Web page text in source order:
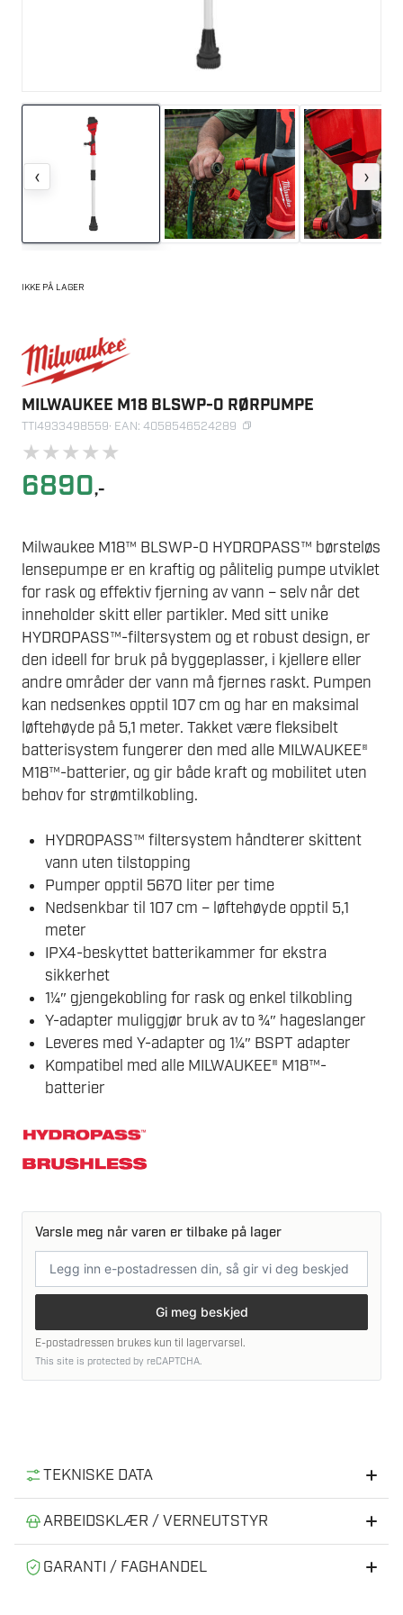
‹ ›
IKKE PÅ LAGER
MILWAUKEE M18 BLSWP-0 RØRPUMPE
TTI4933498559· EAN: 4058546524289
★★★★★
6890,-
Milwaukee M18™ BLSWP-0 HYDROPASS™ børsteløs
lensepumpe er en kraftig og pålitelig pumpe utviklet
for rask og effektiv fjerning av vann – selv når det
inneholder skitt eller partikler. Med sitt unike
HYDROPASS™-filtersystem og et robust design, er
den ideell for bruk på byggeplasser, i kjellere eller
andre områder der vann må fjernes raskt. Pumpen
kan nedsenkes opptil 107 cm og har en maksimal
løftehøyde på 5,1 meter. Takket være fleksibelt
batterisystem fungerer den med alle MILWAUKEE®
M18™-batterier, og gir både kraft og mobilitet uten
behov for strømtilkobling.
HYDROPASS™ filtersystem håndterer skittent
vann uten tilstopping
Pumper opptil 5670 liter per time
Nedsenkbar til 107 cm – løftehøyde opptil 5,1
meter
IPX4-beskyttet batterikammer for ekstra
sikkerhet
1¼″ gjengekobling for rask og enkel tilkobling
Y-adapter muliggjør bruk av to ¾″ hageslanger
Leveres med Y-adapter og 1¼″ BSPT adapter
Kompatibel med alle MILWAUKEE® M18™-
batterier
Varsle meg når varen er tilbake på lager
postadresse
Gi meg beskjed
E-postadressen brukes kun til lagervarsel.
This site is protected by reCAPTCHA.
TEKNISKE DATA
Gjengestørrelse («) 1 ¼» female thread
Gjennomstrømming (l/t)
ARBEIDSKLÆR / VERNEUTSTYR
GARANTI / FAGHANDEL